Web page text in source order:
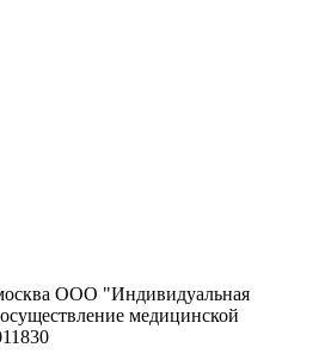
ООО "Индивидуальная
медицинской